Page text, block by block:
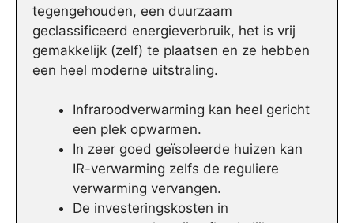
tegengehouden, een duurzaam
geclassificeerd energieverbruik, het is vrij
gemakkelijk (zelf) te plaatsen en ze hebben
een heel moderne uitstraling.
Infraroodverwarming kan heel gericht
een plek opwarmen.
In zeer goed geïsoleerde huizen kan
IR-verwarming zelfs de reguliere
verwarming vervangen.
De investeringskosten in